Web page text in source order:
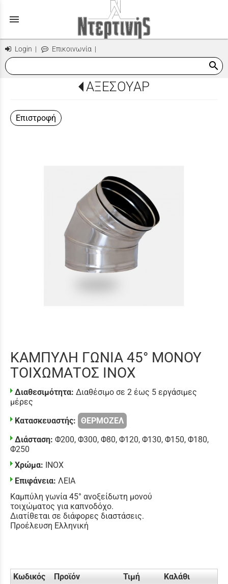
menu
Login | Επικοινωνία |
search
ΑΞΕΣΟΥΑΡ
Επιστροφή
ΚΑΜΠΥΛΗ ΓΩΝΙΑ 45° ΜΟΝΟΥ
ΤΟΙΧΩΜΑΤΟΣ INOX
Διαθεσιμότητα: Διαθέσιμο σε 2 έως 5 εργάσιμες
μέρες
Κατασκευαστής: ΘΕΡΜΟΖΕΛ
Διάσταση: Φ200, Φ300, Φ80, Φ120, Φ130, Φ150, Φ180,
Φ250
Χρώμα: INOX
Επιφάνεια: ΛΕΙΑ
Καμπύλη γωνία 45° ανοξείδωτη μονού
τοιχώματος για καπνοδόχο.
Διατίθεται σε διάφορες διαστάσεις.
Προέλευση Ελληνική
Κωδικός Προϊόν Τιμή Καλάθι